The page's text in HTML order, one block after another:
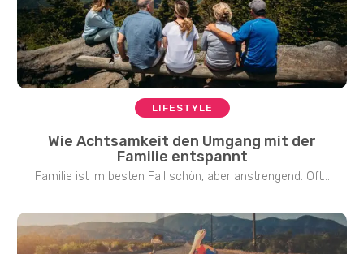
LIFESTYLE
Wie Achtsamkeit den Umgang mit der
Familie entspannt
Familie ist im besten Fall schön, aber anstrengend. Oft...